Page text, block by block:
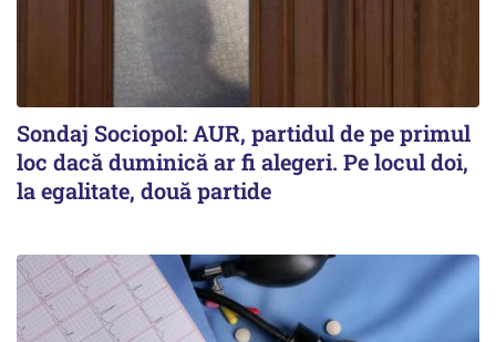
Sondaj Sociopol: AUR, partidul de pe primul
loc dacă duminică ar fi alegeri. Pe locul doi,
la egalitate, două partide